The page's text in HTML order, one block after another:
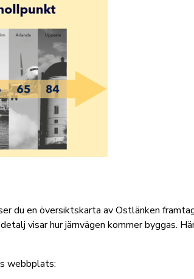
du en översiktskarta av Ostlänken
visar hur järnvägen kommer byggas.
webbplats: